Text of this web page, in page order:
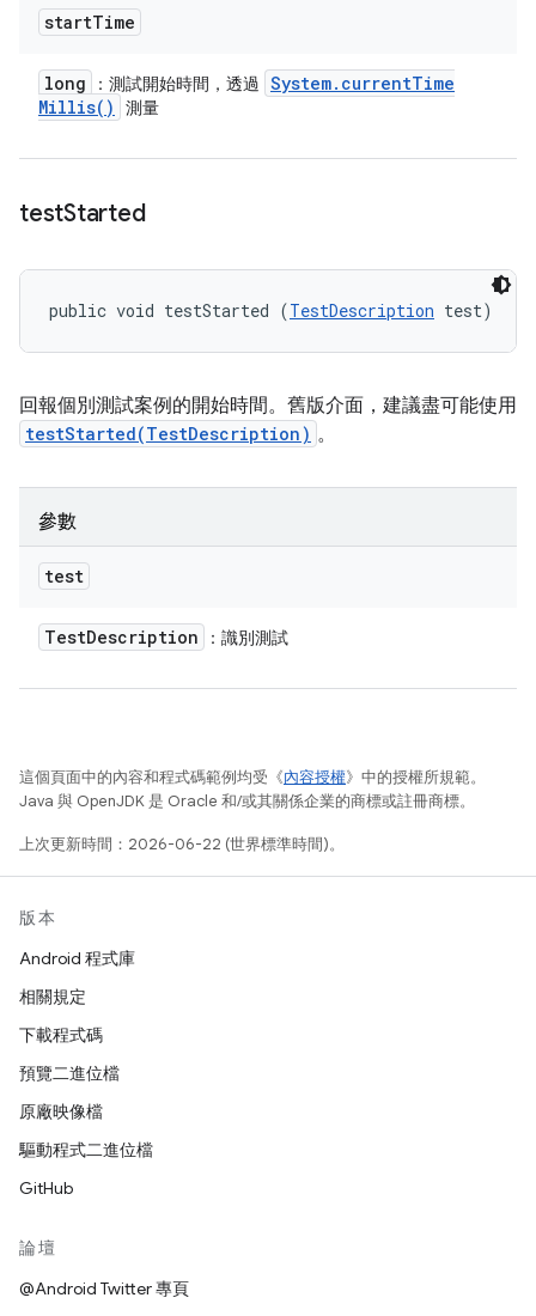
startTime
long ：測試開始時間，透過 System. currentTime
Millis( ) 測量
testStarted
public void testStarted (TestDescription test)
回報個別測試案例的開始時間。舊版介面，建議盡可能使用
testStarted(TestDescription) 。
參數
test
TestDescription ：識別測試
這個頁面中的內容和程式碼範例均受《內容授權》中的授權所規範。
Java 與 OpenJDK 是 Oracle 和/或其關係企業的商標或註冊商標。
上次更新時間：2026-06-22 (世界標準時間)。
版本
Android 程式庫
相關規定
下載程式碼
預覽二進位檔
原廠映像檔
驅動程式二進位檔
GitHub
論壇
@Android Twitter 專頁